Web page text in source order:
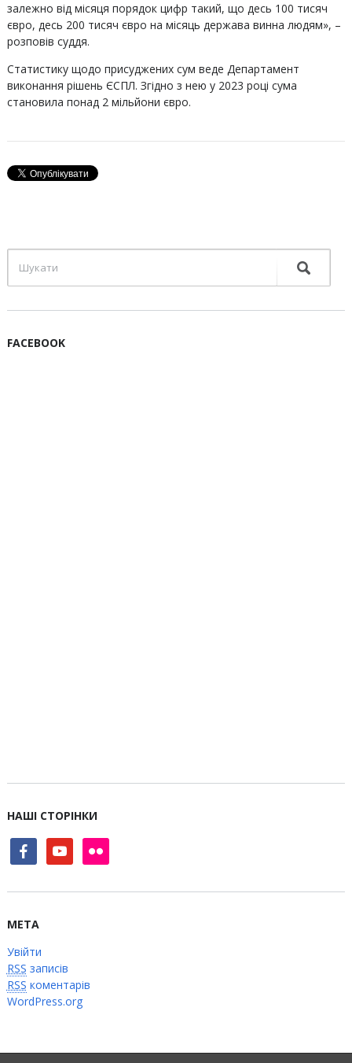
залежно від місяця порядок цифр такий, що десь 100 тисяч
євро, десь 200 тисяч євро на місяць держава винна людям», –
розповів суддя.
Статистику щодо присуджених сум веде Департамент
виконання рішень ЄСПЛ. Згідно з нею у 2023 році сума
становила понад 2 мільйони євро.
FACEBOOK
НАШІ СТОРІНКИ
facebookyoutube flickr
МЕТА
Увійти
RSS записів
RSS коментарів
WordPress.org